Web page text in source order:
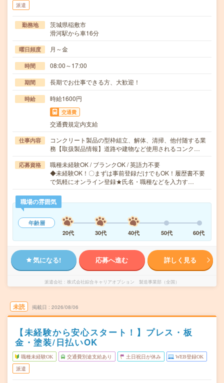
派遣
勤務地
茨城県稲敷市
滑河駅から車16分
曜日頻度 月～金
時間 08:00～17:00
期間 長期でお仕事できる方、大歓迎！
時給 時給1600円
交通費
交通費規定内支給
仕事内容
コンクリート製品の型枠組立、解体、清掃、他付随する業
務【取扱製品情報】道路や建物など使用されるコンク…
応募資格
職種未経験OK / ブランクOK / 英語力不要
◆未経験OK！〇まずは事前登録だけでもOK！履歴書不要
で気軽にオンライン登録★氏名・職種などを入力す…
職場の雰囲気
年齢層
20代
30代 40代 50代 60代
気になる! 応募へ進む 詳しく見る
派遣会社 株式会社綜合キャリアオプション 製造事業部（全国）
未読 掲載日 2026/08/06
【未経験から安心スタート！】プレス・板
金・塗装/日払いOK
職種未経験OK 交通費別途支給あり 土日祝日が休み WEB登録OK
派遣